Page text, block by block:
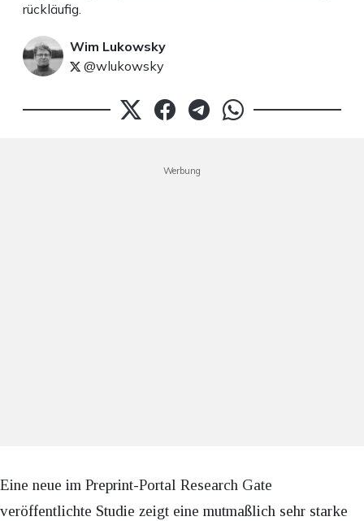
rückläufig.
Wim Lukowsky
@wlukowsky
Werbung
Eine neue im Preprint-Portal Research Gate
veröffentlichte Studie zeigt eine mutmaßlich sehr starke